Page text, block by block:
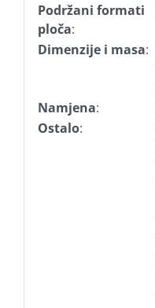
Podržani formati
ploča:
Dimenzije i masa:
Namjena:
Ostalo: